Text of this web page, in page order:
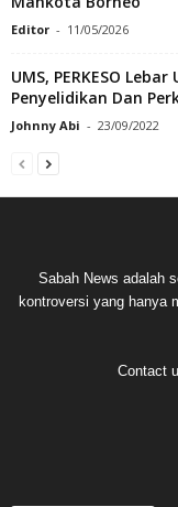
Editor - 11/05/2026
UMS, PERKESO
Penyelidikan Dan
Johnny Abi - 23/09/2022
Sabah News adalah
kontroversi yang hanya
Contact